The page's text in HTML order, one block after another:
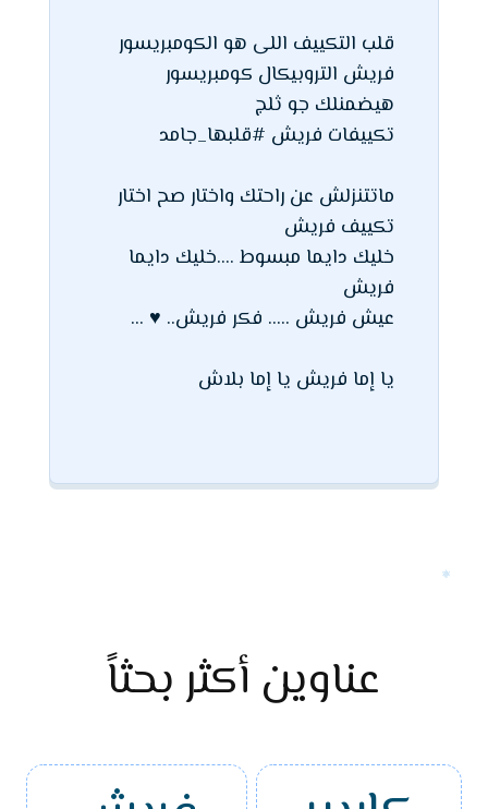
قلب التكييف اللى هو الكومبريسور
فريش التروبيكال كومبريسور
هيضمنلك جو ثلج
تكييفات فريش #قلبها_جامد
ماتتنزلش عن راحتك واختار صح اختار
تكييف فريش
خليك دايما مبسوط ....خليك دايما
فريش
عيش فريش ..... فكر فريش.. ♥ ...
يا إما فريش يا إما بلاش
عناوين أكثر بحثاً